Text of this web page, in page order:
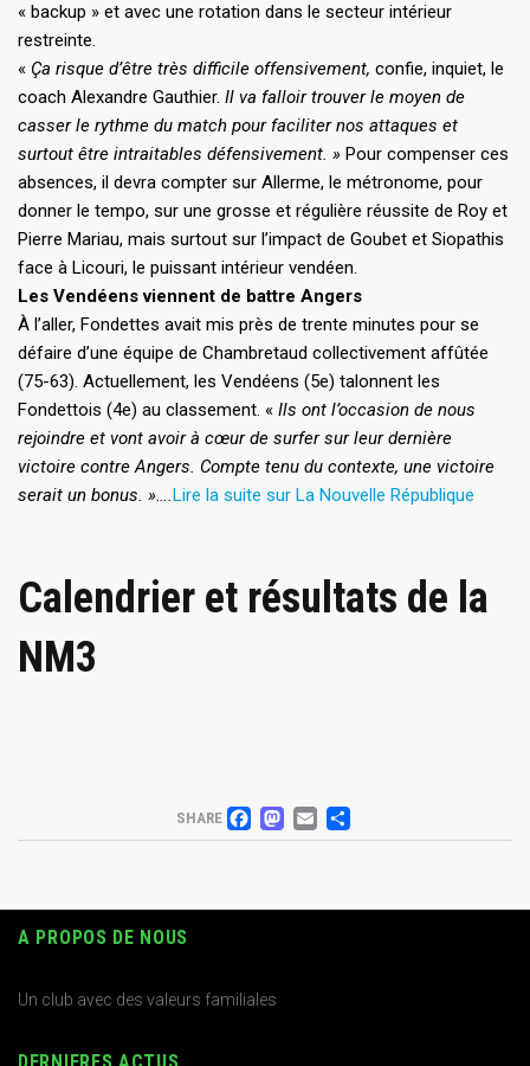
« backup » et avec une rotation dans le secteur intérieur
restreinte.
« Ça risque d’être très difficile offensivement, confie, inquiet, le
coach Alexandre Gauthier. Il va falloir trouver le moyen de
casser le rythme du match pour faciliter nos attaques et
surtout être intraitables défensivement. » Pour compenser ces
absences, il devra compter sur Allerme, le métronome, pour
donner le tempo, sur une grosse et régulière réussite de Roy et
Pierre Mariau, mais surtout sur l’impact de Goubet et Siopathis
face à Licouri, le puissant intérieur vendéen.
Les Vendéens viennent de battre Angers
À l’aller, Fondettes avait mis près de trente minutes pour se
défaire d’une équipe de Chambretaud collectivement affûtée
(75-63). Actuellement, les Vendéens (5e) talonnent les
Fondettois (4e) au classement. « Ils ont l’occasion de nous
rejoindre et vont avoir à cœur de surfer sur leur dernière
victoire contre Angers. Compte tenu du contexte, une victoire
serait un bonus. »…. Lire la suite sur La Nouvelle République
Calendrier et résultats de la
NM3
SHARE FACEBOOK
MASTODON
EMAIL
PARTAGER
A PROPOS DE NOUS
Un club avec des valeurs familiales